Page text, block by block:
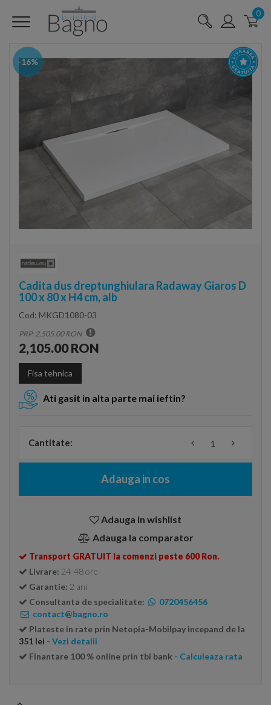
0
-16%
Cadita dus dreptunghiulara Radaway Giaros D
100 x 80 x H4 cm, alb
Cod: MKGD1080-03
PRP: 2,505.00 RON
2,105.00 RON
Fisa tehnica
Ati gasit in alta parte mai ieftin?
Cantitate:
Adauga in cos
Adauga in wishlist
Adauga la comparator
Transport GRATUIT la comenzi peste 600 Ron.
Livrare: 24-48 ore
Garantie: 2 ani
Consultanta de specialitate:
0720456456
contact@bagno.ro
Plateste in rate prin Netopia-Mobilpay incepand de la
351 lei - Vezi detalii
Finantare 100 % online prin tbi bank - Calculeaza rata